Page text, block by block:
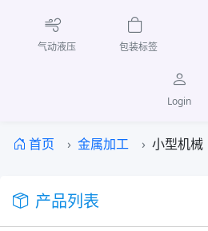
气动液压 包装标签
Login
首页 金属加工 小型机械
产品列表